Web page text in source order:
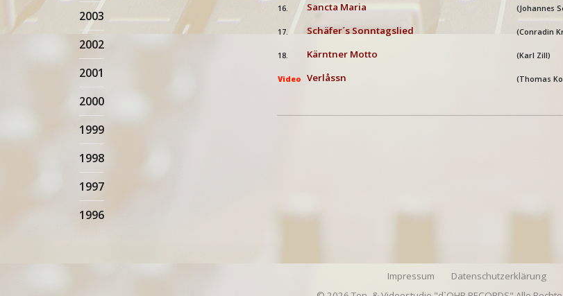
2003
2002
2001
2000
1999
1998
1997
1996
16. Sancta Maria (Johannes
17. Schäfer´s Sonntagslied (Conradin
18. Kärntner Motto (Karl Zill)
Video Verlåssn (Thomas
Impressum
Datenschutzerklärung